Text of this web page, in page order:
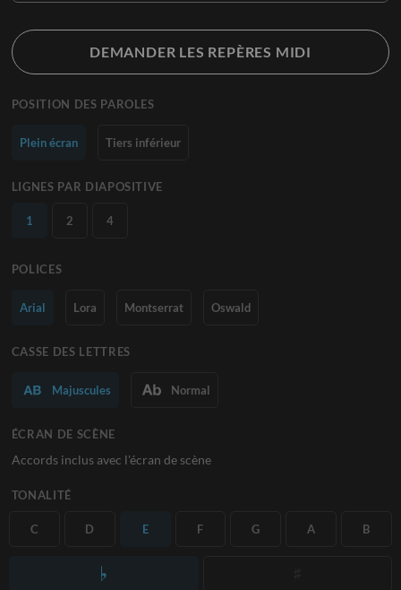
DEMANDER LES REPÈRES MIDI
POSITION DES PAROLES
Plein écran Tiers inférieur
LIGNES PAR DIAPOSITIVE
1 2 4
POLICES
Arial Lora Montserrat Oswald
CASSE DES LETTRES
Majuscules Normal
ÉCRAN DE SCÈNE
Accords inclus avec l'écran de scène
TONALITÉ
C D E F G A B